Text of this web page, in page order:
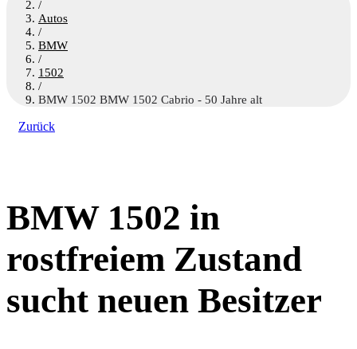
/
Autos
/
BMW
/
1502
/
BMW 1502 BMW 1502 Cabrio - 50 Jahre alt
Zurück
BMW 1502 in
rostfreiem Zustand
sucht neuen Besitzer